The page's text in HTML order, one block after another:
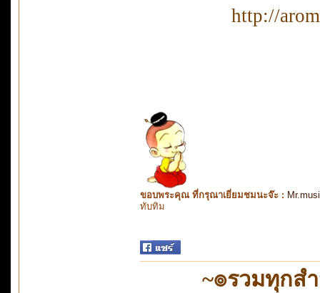
http://
ขอบพระคุณ ที่กรุณาเยี่ยมชมนะจ๊ะ :
ทับทิม
~๏รวมทุกส